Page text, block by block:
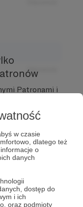
w czasie
dlatego też
o
danych
dostęp do
i ich
oraz podmioty
Odpowiedz
Odpowiedz
Odpowiedz
Patronami i